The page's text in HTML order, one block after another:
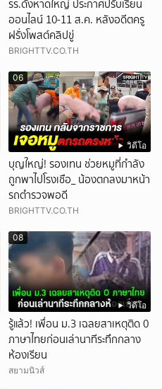
รร.ดังหาดใหญ่ ประกาศปรับเรียน
ออนไลน์ 10-11 ส.ค. หลังอดีตครู
ฝรั่งโพสต์คลิปขู่
BRIGHTTV.CO.TH
วิดีโอ
06
บุญใหญ่! รองเทน ช่วยหมูที่กำลัง
ถูกพาไปโรงเชือ_ น้องตกลงมาหน้า
รถตำรวจพอดี
BRIGHTTV.CO.TH
วิดีโอ
08
รู้แล้ว! เพื่อน ม.3 เฉลยสาเหตุติด 0
ภาษาไทยก่อนเล่านาทีระทึกกลาง
ห้องเรียน
สยามนิวส์